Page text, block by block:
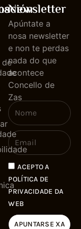
de
Newsletter
Apúntate a
nosa newsletter
e non te perdas
nada do que
acontece
Concello de
Zas
ACEPTO A
POLÍTICA DE
PRIVACIDADE DA
WEB
APUNTARSE XA